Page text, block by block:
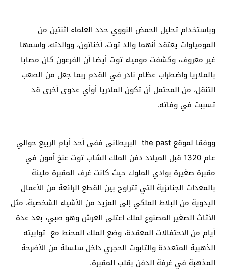
وباستخدام تحليل الحمض النووي حدد العلماء اثنتين من
المومياوات يعتقد أنهما والد توت، أخناتون، ووالدته، واسمها
غير معروف، وكشفت مومياء توت أيضا أن الفرعون كان مصابا
بالملاريا واضطراب عظام نادر في القدم ربما جعل من الصعب
التنقل، من المحتمل أن تكون الملاريا أوأي عدوى أخرى قد
تسببت في وفاته.
ووفقا لموقع the pastالبريطانى ففى أحد أيام الربيع حوالي
عام 1320 قبل الميلاد دفن الملك الشاب توت عنخ آمون في
مقبرة صغيرة بوادي الملوك حيث كانت غرف المقبرة مليئة
بالمعدات الجنائزية التي تتراوح بين القطع الرائعة من الأعمال
اليدوية من البلاط الملكي إلى المزيد من الأشياء الشخصية، مثل
الأثاث الصغير المصنوع لملك اعتلى العرش وهو صبي، بعد عدة
أيام من الاحتفالات المعقدة، وضع الملك المحنط مع توابيته
الذهبية المتعددة والتابوت الحجري داخل سلسلة من الأضرحة
المذهبة في غرفة الدفن بقلب المقبرة.